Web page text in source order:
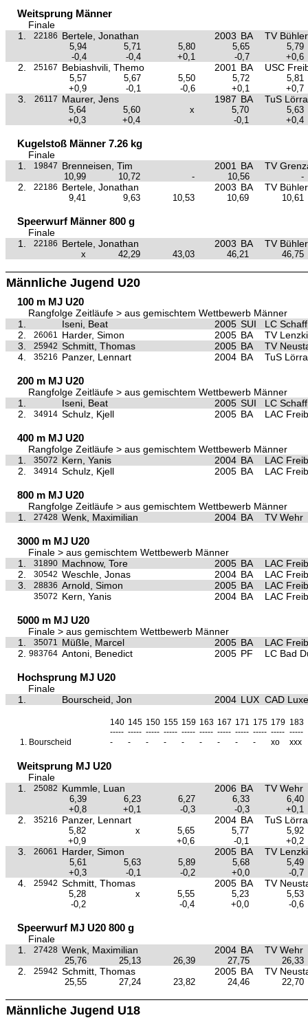
Weitsprung Männer
Finale
1.
22186 Bertele, Jonathan 2003 BA TV
5,94 5,71 5,80 5,65
5,79
-0,4
-0,4 +0,1 -0,7 +0,6
2. 25167 Bebiashvili, Themo 2001 BA USC
5,57 5,67 5,50 5,72
5,81
+0,9
-0,1 -0,6 +0,1 +0,7
3. 26117 Maurer, Jens 1987 BA TuS
5,64 5,60 x 5,70
5,63
+0,3
+0,4 -0,1 +0,4
Kugelstoß Männer 7.26 kg
Finale
1.
19847 Brenneisen, Tim 2001 BA TV
10,99 10,72 - 10,56 -
2. 22186 Bertele, Jonathan 2003 BA TV
9,41 9,63 10,53 10,69 10,61
Speerwurf Männer 800 g
Finale
1.
22186 Bertele, Jonathan 2003 BA TV
x 42,29 43,03 46,21 46,75
Männliche Jugend U20
100 m MJ U20
Rangfolge Zeitläufe > aus gemischtem Wettbewerb Männer
1.
Iseni, Beat 2005 SUI
LC
2.
26061 Harder, Simon 2005 BA
TV
3.
25942 Schmitt, Thomas 2005 BA
TV
4.
35216 Panzer, Lennart 2004 BA TuS
200 m MJ U20
Rangfolge Zeitläufe > aus gemischtem Wettbewerb Männer
1.
Iseni, Beat 2005 SUI
LC
2.
34914 Schulz, Kjell 2005 BA LAC
400 m MJ U20
Rangfolge Zeitläufe > aus gemischtem Wettbewerb Männer
1.
35072 Kern, Yanis 2004 BA
LAC
2.
34914 Schulz, Kjell 2005 BA LAC
800 m MJ U20
Rangfolge Zeitläufe > aus gemischtem Wettbewerb Männer
1.
27428 Wenk, Maximilian 2004 BA TV Wehr
3000 m MJ U20
Finale > aus gemischtem Wettbewerb Männer
1.
31890 Machnow, Tore 2005 BA
LAC
2.
30542 Weschle, Jonas 2004 BA
LAC
3.
28836 Arnold, Simon 2005 BA LAC
35072 Kern, Yanis 2004 BA LAC
5000 m MJ U20
Finale > aus gemischtem Wettbewerb Männer
1.
35071 Müßle, Marcel 2005 BA
LAC
2.
983764 Antoni, Benedict 2005 PF LC Bad
Hochsprung MJ U20
Finale
1.
Bourscheid, Jon 2004 LUX CAD
140 145 150 155 159 163 167 171 175 179 183
----- ----- ----- ----- ----- ----- ----- ----- ----- ----- -----
1. Bourscheid - - - - - - - - - xo xxx
Weitsprung MJ U20
Finale
1.
25082 Kummle, Luan 2006 BA TV Wehr
6,39 6,23 6,27 6,33
6,40
+0,8
+0,1 -0,3 -0,3 +0,1
2. 35216 Panzer, Lennart 2004 BA TuS
5,82 x 5,65 5,77
5,92
+0,9
+0,6 -0,1 +0,2
3. 26061 Harder, Simon 2005 BA TV
5,61 5,63 5,89 5,68
5,49
+0,3
-0,1 -0,2 +0,0 -0,7
4. 25942 Schmitt, Thomas 2005 BA TV
5,28 x 5,55 5,23
5,53
-0,2
-0,4 +0,0 -0,6
Speerwurf MJ U20 800 g
Finale
1.
27428 Wenk, Maximilian 2004 BA TV Wehr
25,76 25,13 26,39 27,75 26,33
2. 25942 Schmitt, Thomas 2005 BA TV
25,55 27,24 23,82 24,46 22,70
Männliche Jugend U18